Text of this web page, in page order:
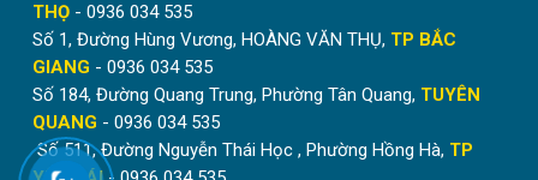
THỌ - 0936 034 535
Số 1, Đường Hùng Vương, HOÀNG VĂN THỤ, TP BẮC
GIANG - 0936 034 535
Số 184, Đường Quang Trung, Phường Tân Quang, TUYÊN
QUANG - 0936 034 535
Số 511, Đường Nguyễn Thái Học , Phường Hồng Hà, TP